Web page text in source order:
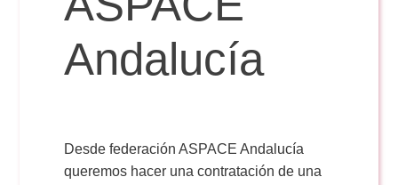
Reservas
Horarios
Andalucía
Desde federación ASPACE Andalucía
queremos hacer una contratación de una